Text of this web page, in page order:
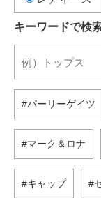
キーワードで検
パーリーゲイツ
マーク＆ロナ
キャップ